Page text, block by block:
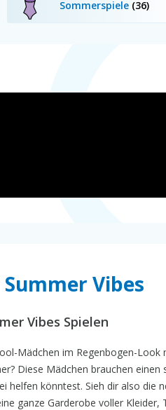
Sommerspiele (36)
Summer Vibes
Vibes Spielen
Mädchen im Regenbogen-
Diese Mädchen brauchen
helfen könntest. Sieh dir also die
ganze Garderobe voller